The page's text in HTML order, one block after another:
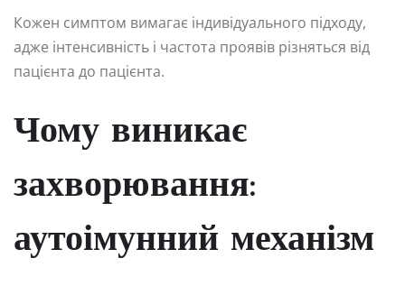
Кожен симптом вимагає індивідуального підходу,
адже інтенсивність і частота проявів різняться від
пацієнта до пацієнта.
Чому виникає
захворювання:
аутоімунний механізм